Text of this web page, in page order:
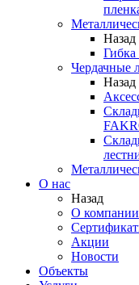
Назад
Гибка
Чердачные
Назад
О нас
Назад
О компании
Акции
Новости
Объекты